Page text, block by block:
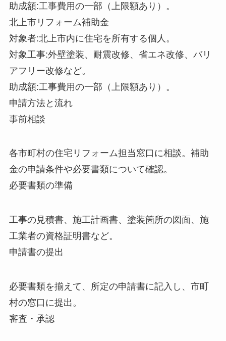
助成額:工事費用の一部（上限額あり）。
北上市リフォーム補助金
対象者:北上市内に住宅を所有する個人。
対象工事:外壁塗装、耐震改修、省エネ改修、バリ
アフリー改修など。
助成額:工事費用の一部（上限額あり）。
申請方法と流れ
事前相談
各市町村の住宅リフォーム担当窓口に相談。補助
金の申請条件や必要書類について確認。
必要書類の準備
工事の見積書、施工計画書、塗装箇所の図面、施
工業者の資格証明書など。
申請書の提出
必要書類を揃えて、所定の申請書に記入し、市町
村の窓口に提出。
審査・承認